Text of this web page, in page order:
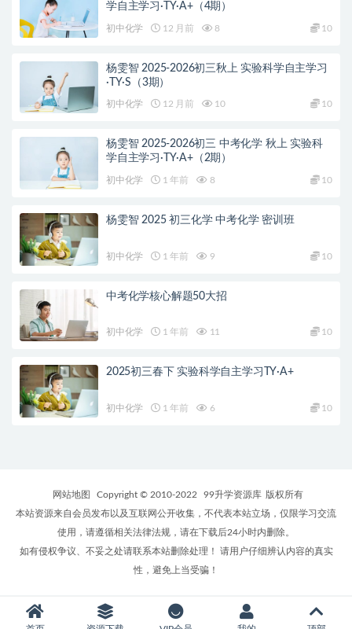
学自主学习·TY·A+（4期）
初中化学 12 月前 8 10
杨雯智 2025-2026初三秋上 实验科学自主学习
·TY·S（3期）
初中化学 12 月前 10 10
杨雯智 2025-2026初三 中考化学 秋上 实验科
学自主学习·TY·A+（2期）
初中化学 1 年前 8 10
杨雯智 2025 初三化学 中考化学 密训班
初中化学 1 年前 9 10
中考化学核心解题50大招
初中化学 1 年前 11 10
2025初三春下 实验科学自主学习TY·A+
初中化学 1 年前 6 10
网站地图 Copyright © 2010-2022 99升学资源库 版权所有
本站资源来自会员发布以及互联网公开收集，不代表本站立场，仅限学习交流
使用，请遵循相关法律法规，请在下载后24小时内删除。
如有侵权争议、不妥之处请联系本站删除处理！ 请用户仔细辨认内容的真实
性，避免上当受骗！